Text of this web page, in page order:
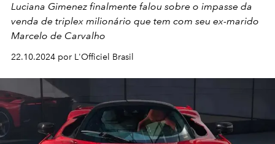
Luciana Gimenez finalmente falou sobre o impasse da
venda de triplex milionário que tem com seu ex-marido
Marcelo de Carvalho
22.10.2024 por L'Officiel Brasil